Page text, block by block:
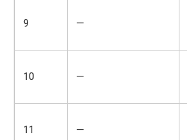
9 —
10 —
11 —